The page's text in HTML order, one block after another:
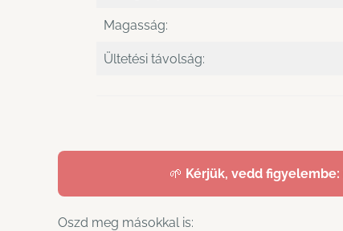
Magasság:
Ültetési távolság:
🌱 Kérjük, vedd figyelembe:
Oszd meg másokkal is: